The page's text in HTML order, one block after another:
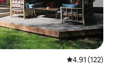
平均评分 4.91
4.91 (122)